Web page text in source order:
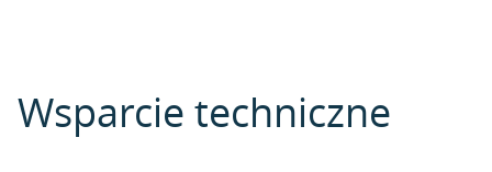
Wsparcie techniczne